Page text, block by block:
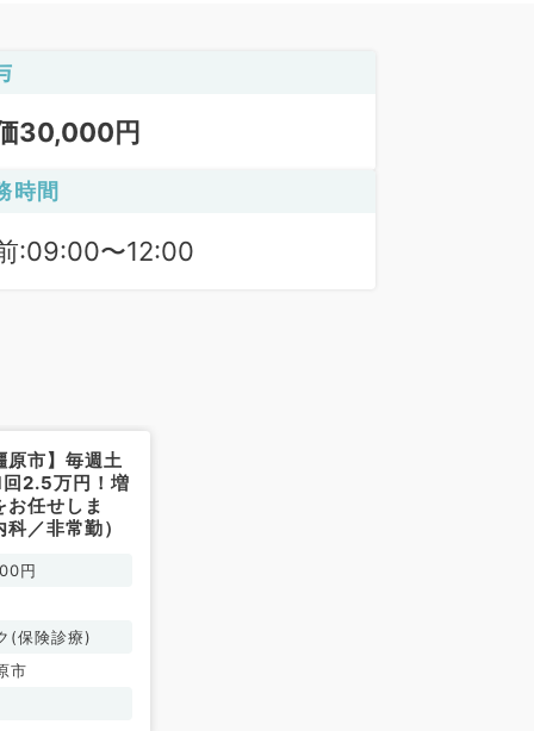
30,000円
時間
:09:00〜12:00
原市】毎週土
2.5万円！増
お任せしま
／非常勤）
円
(保険診療)
市